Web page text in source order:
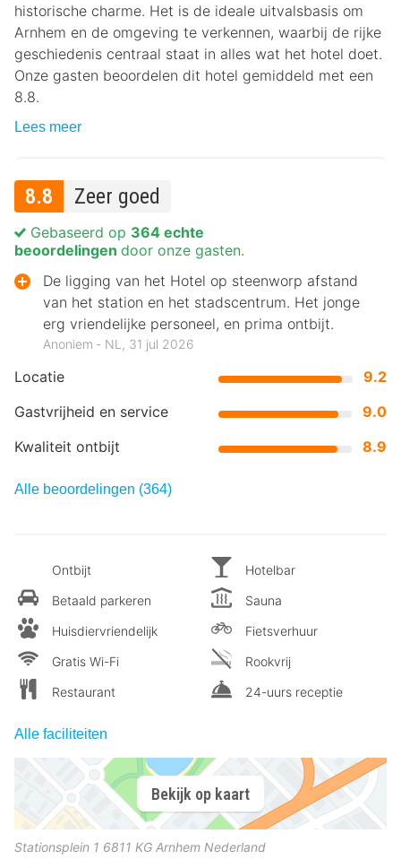
historische charme. Het is de ideale uitvalsbasis om
Arnhem en de omgeving te verkennen, waarbij de rijke
geschiedenis centraal staat in alles wat het hotel doet.
Onze gasten beoordelen dit hotel gemiddeld met een
8.8.
Lees meer
8.8 Zeer goed
Locatie
9.2
Gastvrijheid en service
9.0
Kwaliteit ontbijt
8.9
Gebaseerd op 364 echte
beoordelingen door onze gasten.
De ligging van het Hotel op steenworp afstand
van het station en het stadscentrum. Het jonge
erg vriendelijke personeel, en prima ontbijt.
Anoniem ‐ NL, 31 jul 2026
Alle beoordelingen (364)
Ontbijt
Betaald parkeren
Huisdiervriendelijk
Gratis Wi-Fi
Restaurant
Hotelbar
Sauna
Fietsverhuur
Rookvrij
24-uurs receptie
Alle faciliteiten
Bekijk op kaart
Stationsplein 1 6811 KG Arnhem Nederland